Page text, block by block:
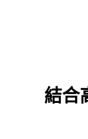
結合